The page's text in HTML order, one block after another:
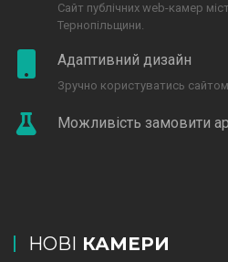
Сайт публічних web-камер
Тернопільщини.
Адаптивний дизайн
Зручно користуватись
Можливість замовити
НОВІ КАМЕРИ